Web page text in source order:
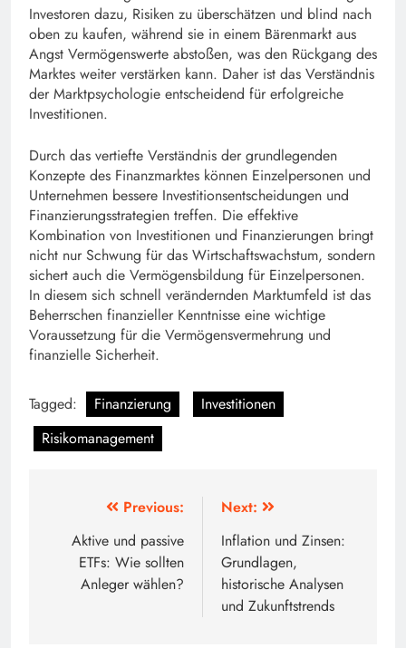
Investoren dazu, Risiken zu überschätzen und blind nach
oben zu kaufen, während sie in einem Bärenmarkt aus
Angst Vermögenswerte abstoßen, was den Rückgang des
Marktes weiter verstärken kann. Daher ist das Verständnis
der Marktpsychologie entscheidend für erfolgreiche
Investitionen.
Durch das vertiefte Verständnis der grundlegenden
Konzepte des Finanzmarktes können Einzelpersonen und
Unternehmen bessere Investitionsentscheidungen und
Finanzierungsstrategien treffen. Die effektive
Kombination von Investitionen und Finanzierungen bringt
nicht nur Schwung für das Wirtschaftswachstum, sondern
sichert auch die Vermögensbildung für Einzelpersonen.
In diesem sich schnell verändernden Marktumfeld ist das
Beherrschen finanzieller Kenntnisse eine wichtige
Voraussetzung für die Vermögensvermehrung und
finanzielle Sicherheit.
Tagged: Finanzierung
Investitionen
Risikomanagement
Beitragsnavigation
Previous:
Aktive und passive
ETFs: Wie sollten
Anleger wählen?
Next:
Inflation und Zinsen:
Grundlagen,
historische Analysen
und Zukunftstrends